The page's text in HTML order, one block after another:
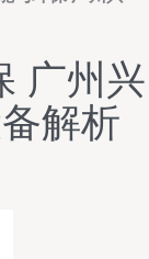
广州兴
解析